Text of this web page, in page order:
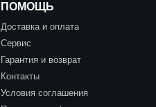
ПОМОЩЬ
Доставка и оплата
Сервис
Гарантия и возврат
Контакты
Условия соглашения